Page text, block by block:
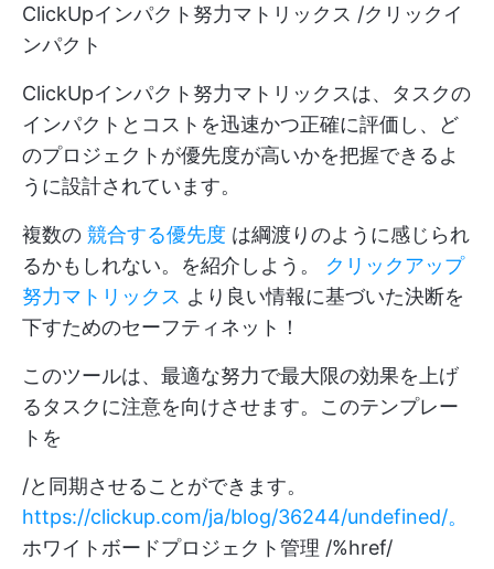
ClickUpインパクト努力マトリックス /クリックイ
ンパクト
ClickUpインパクト努力マトリックスは、タスクの
インパクトとコストを迅速かつ正確に評価し、ど
のプロジェクトが優先度が高いかを把握できるよ
うに設計されています。
複数の 競合する優先度 は綱渡りのように感じられ
るかもしれない。を紹介しよう。 クリックアップ
努力マトリックス より良い情報に基づいた決断を
下すためのセーフティネット！
このツールは、最適な努力で最大限の効果を上げ
るタスクに注意を向けさせます。このテンプレー
トを
/と同期させることができます。
https://clickup.com/ja/blog/36244/undefined/。
ホワイトボードプロジェクト管理 /%href/